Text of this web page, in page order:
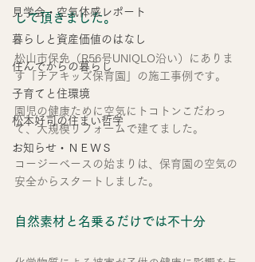
見学会・空気体感レポート
暮らしと資産価値のはなし
住んでからの暮らし
子育てと住環境
松本好司の住まい哲学
お知らせ・ＮＥＷＳ
して頂きました。
松山市保免（R56号UNIQLO沿い）にありま
す「チアキッズ保育園」の施工事例です。
園児の健康ために空気にトコトンこだわっ
て、大規模リフォームで建てました。
コージーベースの始まりは、保育園の空気の
安全からスタートしました。
自然素材と名乗るだけでは不十分